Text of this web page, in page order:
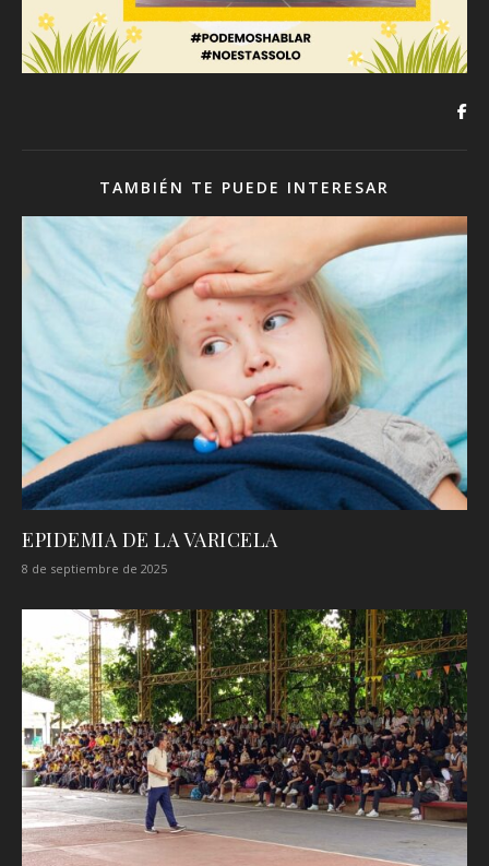
TAMBIÉN TE PUEDE INTERESAR
EPIDEMIA DE LA VARICELA
8 de septiembre de 2025